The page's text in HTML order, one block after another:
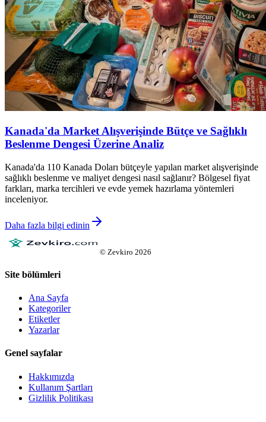
Kanada'da Market Alışverişinde Bütçe ve Sağlıklı
Beslenme Dengesi Üzerine Analiz
Kanada'da 110 Kanada Doları bütçeyle yapılan market alışverişinde
sağlıklı beslenme ve maliyet dengesi nasıl sağlanır? Bölgesel fiyat
farkları, marka tercihleri ve evde yemek hazırlama yöntemleri
inceleniyor.
Daha fazla bilgi edinin
© Zevkiro 2026
Site bölümleri
Ana Sayfa
Kategoriler
Etiketler
Yazarlar
Genel sayfalar
Hakkımızda
Kullanım Şartları
Gizlilik Politikası